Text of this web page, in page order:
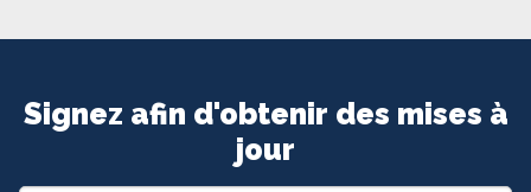
Signez afin d'obtenir des mises à
jour